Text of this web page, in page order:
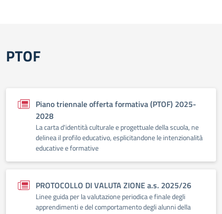
PTOF
Piano triennale offerta formativa (PTOF) 2025-
2028
La carta d'identità culturale e progettuale della scuola, ne
delinea il profilo educativo, esplicitandone le intenzionalità
educative e formative
PROTOCOLLO DI VALUTA ZIONE a.s. 2025/26
Linee guida per la valutazione periodica e finale degli
apprendimenti e del comportamento degli alunni della